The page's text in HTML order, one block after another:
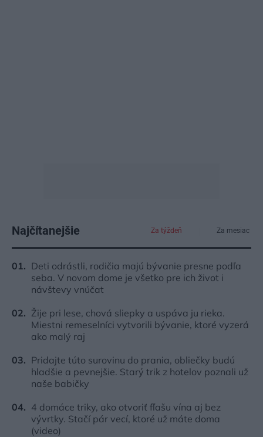
Najčítanejšie Za týždeň Za mesiac
Deti odrástli, rodičia majú bývanie presne podľa
seba. V novom dome je všetko pre ich život i
návštevy vnúčat
Žije pri lese, chová sliepky a uspáva ju rieka.
Miestni remeselníci vytvorili bývanie, ktoré vyzerá
ako malý raj
Pridajte túto surovinu do prania, obliečky budú
hladšie a pevnejšie. Starý trik z hotelov poznali už
naše babičky
4 domáce triky, ako otvoriť fľašu vína aj bez
vývrtky. Stačí pár vecí, ktoré už máte doma
(video)